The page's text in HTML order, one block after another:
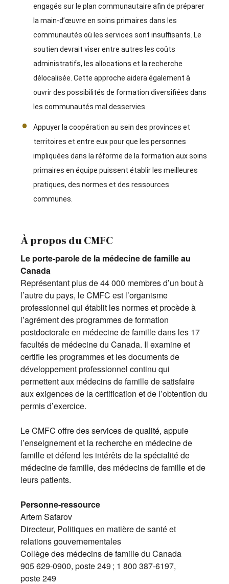
engagés sur le plan communautaire afin de préparer
la main-d’œuvre en soins primaires dans les
communautés où les services sont insuffisants. Le
soutien devrait viser entre autres les coûts
administratifs, les allocations et la recherche
délocalisée. Cette approche aidera également à
ouvrir des possibilités de formation diversifiées dans
les communautés mal desservies.
Appuyer la coopération au sein des provinces et
territoires et entre eux pour que les personnes
impliquées dans la réforme de la formation aux soins
primaires en équipe puissent établir les meilleures
pratiques, des normes et des ressources
communes.
À propos du CMFC
Le porte-parole de la médecine de famille au
Canada
Représentant plus de 44 000 membres d’un bout à
l’autre du pays, le CMFC est l’organisme
professionnel qui établit les normes et procède à
l’agrément des programmes de formation
postdoctorale en médecine de famille dans les 17
facultés de médecine du Canada. Il examine et
certifie les programmes et les documents de
développement professionnel continu qui
permettent aux médecins de famille de satisfaire
aux exigences de la certification et de l’obtention du
permis d’exercice.
Le CMFC offre des services de qualité, appuie
l’enseignement et la recherche en médecine de
famille et défend les intérêts de la spécialité de
médecine de famille, des médecins de famille et de
leurs patients.
Personne-ressource
Artem Safarov
Directeur, Politiques en matière de santé et
relations gouvernementales
Collège des médecins de famille du Canada
905 629-0900, poste 249 ; 1 800 387-6197,
poste 249